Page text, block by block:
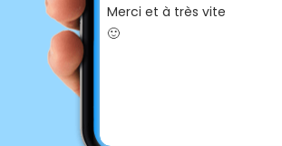
Merci et à très vite
🙂